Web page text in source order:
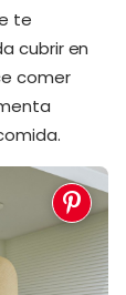
te
cubrir en
comer